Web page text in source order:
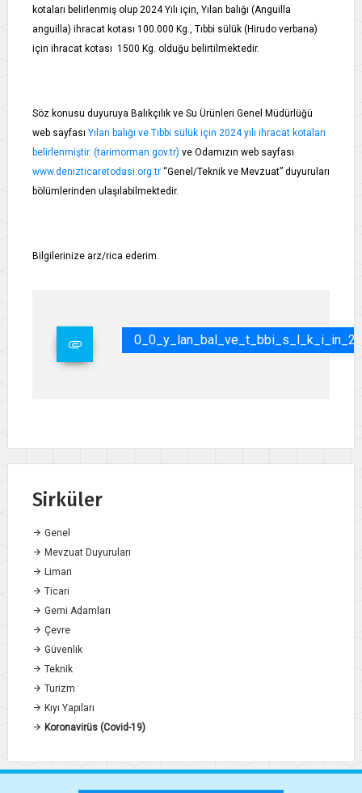
kotaları belirlenmiş olup 2024 Yılı için, Yılan balığı (Anguilla
anguilla) ihracat kotası 100.000 Kg., Tıbbi sülük (Hirudo verbana)
için ihracat kotası 1500 Kg. olduğu belirtilmektedir.
Söz konusu duyuruya Balıkçılık ve Su Ürünleri Genel Müdürlüğü
web sayfası Yılan balığı ve Tıbbi sülük için 2024 yılı ihracat kotaları
belirlenmiştir. (tarimorman.gov.tr) ve Odamızın web sayfası
www.denizticaretodasi.org.tr “Genel/Teknik ve Mevzuat” duyuruları
bölümlerinden ulaşılabilmektedir.
Bilgilerinize arz/rica ederim.
Sirküler
Genel
Mevzuat Duyuruları
Liman
Ticari
Gemi Adamları
Çevre
Güvenlik
Teknik
Turizm
Kıyı Yapıları
Koronavirüs (Covid-19)